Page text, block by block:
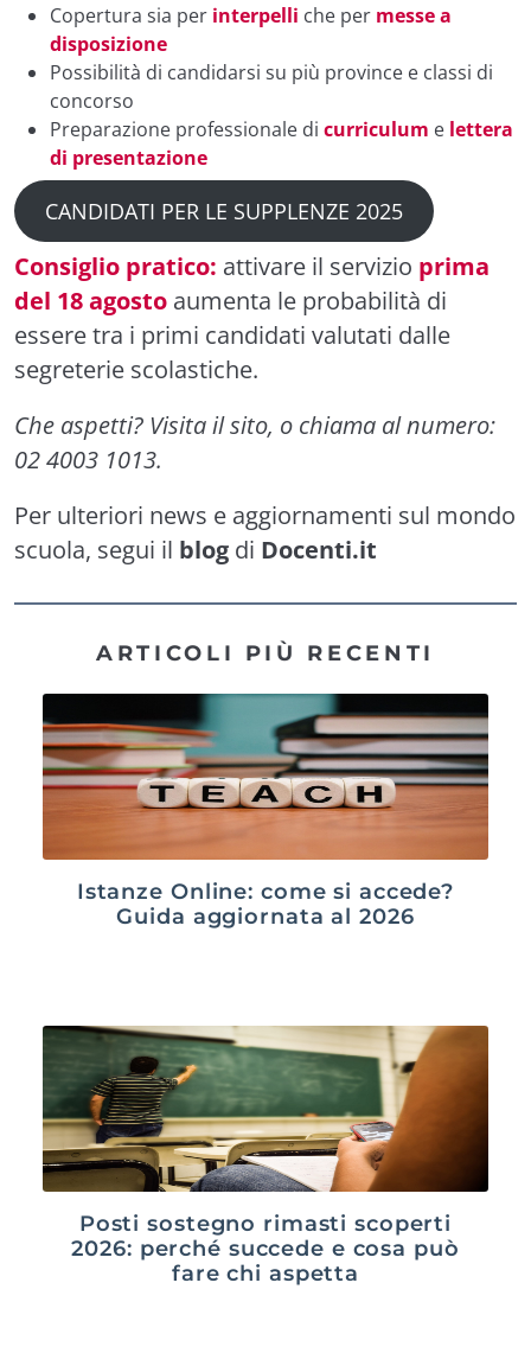
Copertura sia per interpelli che per messe a
disposizione
Possibilità di candidarsi su più province e classi di
concorso
Preparazione professionale di curriculum e lettera
di presentazione
CANDIDATI PER LE SUPPLENZE 2025
Consiglio pratico: attivare il servizio prima
del 18 agosto aumenta le probabilità di
essere tra i primi candidati valutati dalle
segreterie scolastiche.
Che aspetti? Visita il sito, o chiama al numero:
02 4003 1013.
Per ulteriori news e aggiornamenti sul mondo
scuola, segui il blog di Docenti.it
ARTICOLI PIÙ RECENTI
Istanze Online: come si accede?
Guida aggiornata al 2026
Posti sostegno rimasti scoperti
2026: perché succede e cosa può
fare chi aspetta